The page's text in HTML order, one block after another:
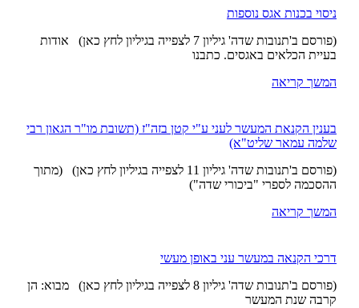
ניסוי בכנות אגס נוספות
(פורסם ב'תנובות שדה' גיליון 7 לצפייה בגיליון לחץ כאן) אודות
בעיית הכלאים באגסים. כתבנו
המשך קריאה
בענין הקנאת המעשר לעני ע"י קטן בזה"ז (תשובת מו"ר הגאון רבי
שלמה עמאר שליט"א)
(פורסם ב'תנובות שדה' גיליון 11 לצפייה בגיליון לחץ כאן) (מתוך
ההסכמה לספרי "ביכורי שדה")
המשך קריאה
דרכי הקנאה במעשר עני באופן מעשי
(פורסם ב'תנובות שדה' גיליון 8 לצפייה בגיליון לחץ כאן) מבוא: הן
קרבה שנת המעשר